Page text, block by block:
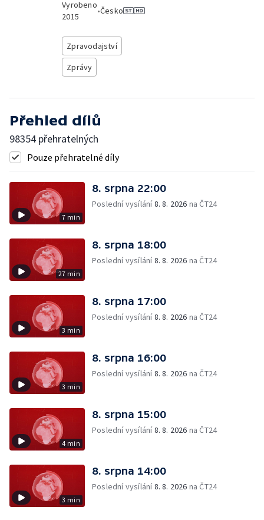
Vyrobeno
2015
•Česko
Zpravodajství
Zprávy
Přehled dílů
98354 přehratelných
Pouze přehratelné díly
7 min
8. srpna 22:00
Poslední vysílání8. 8. 2026 na ČT24
27 min
8. srpna 18:00
Poslední vysílání8. 8. 2026 na ČT24
3 min
8. srpna 17:00
Poslední vysílání8. 8. 2026 na ČT24
3 min
8. srpna 16:00
Poslední vysílání8. 8. 2026 na ČT24
4 min
8. srpna 15:00
Poslední vysílání8. 8. 2026 na ČT24
3 min
8. srpna 14:00
Poslední vysílání8. 8. 2026 na ČT24